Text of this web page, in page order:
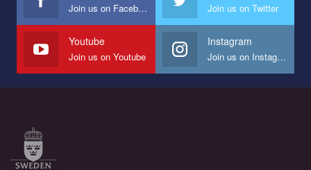
Мы просим вас поддержать нас и помочь нам реализовать
наш план по борьбе с насилием и дискриминацией на почве
СОГИ в Украине.
Все, что вам нужно сделать - это зайти на наш канал YouTube
по этой ссылке и поставить лайк под видео.
Join us on Facebook Join us on Twitter
Youtube
Join us on Youtube
Instagram
Join us on Instagram